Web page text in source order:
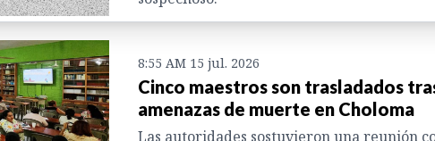
8:55 AM 15 jul. 2026
Cinco maestros son trasladados
amenazas de muerte en Choloma
Las autoridades sostuvieron una reunión